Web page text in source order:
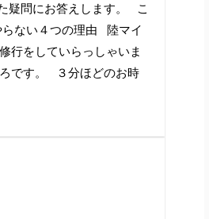
疑問にお答えします。 こ
らない４つの理由 陸マイ
行をしていらっしゃいま
です。 ３分ほどのお時